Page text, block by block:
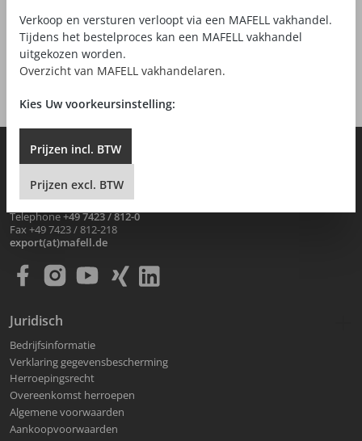
onzealgemene voorwaarden hebt geaccepteerd . *
Velden gemarkeerd met asterisks (*) zijn verplicht.
MAFELL AG
Beffendorfer Strasse 4
D-78727 Oberndorf / Neckar
Telephone+49 7423 / 812-0
Fax +49 7423 / 812-218
export(at)mafell.de
Juridisch
Bedrijfsinformatie
Verklaring gegevensbescherming
Herroepingsrecht
Overeenkomst herroepen
Algemene voorwaarden
Aankoopvoorwaarden
Verkoop en versturen verloopt via een MAFELL vakhandel.
Tijdens het bestelproces kan een MAFELL vakhandel
uitgekozen worden.
Overzicht van MAFELL vakhandelaren.
Kies Uw voorkeursinstelling:
Prijzen incl. BTW
Prijzen excl. BTW